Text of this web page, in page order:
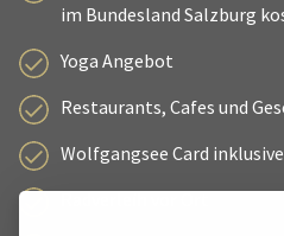
im Bundesland Salzburg
Yoga Angebot
Restaurants, Cafes und
Wolfgangsee Card inklusive
Radverleih vor Ort